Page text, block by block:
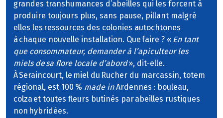
grandes transhumances d’abeilles qui les forcent à
produire toujours plus, sans pause, pillant malgré
elles les ressources des colonies autochtones
à chaque nouvelle installation. Que faire ? « En tant
que consommateur, demander à l’apiculteur les
miels de sa flore locale d’abord», dit-elle.
À Seraincourt, le miel du Rucher du marcassin, totem
régional, est 100 % made inArdennes : bouleau,
colza et toutes fleurs butinés par abeilles rustiques
non hybridées.